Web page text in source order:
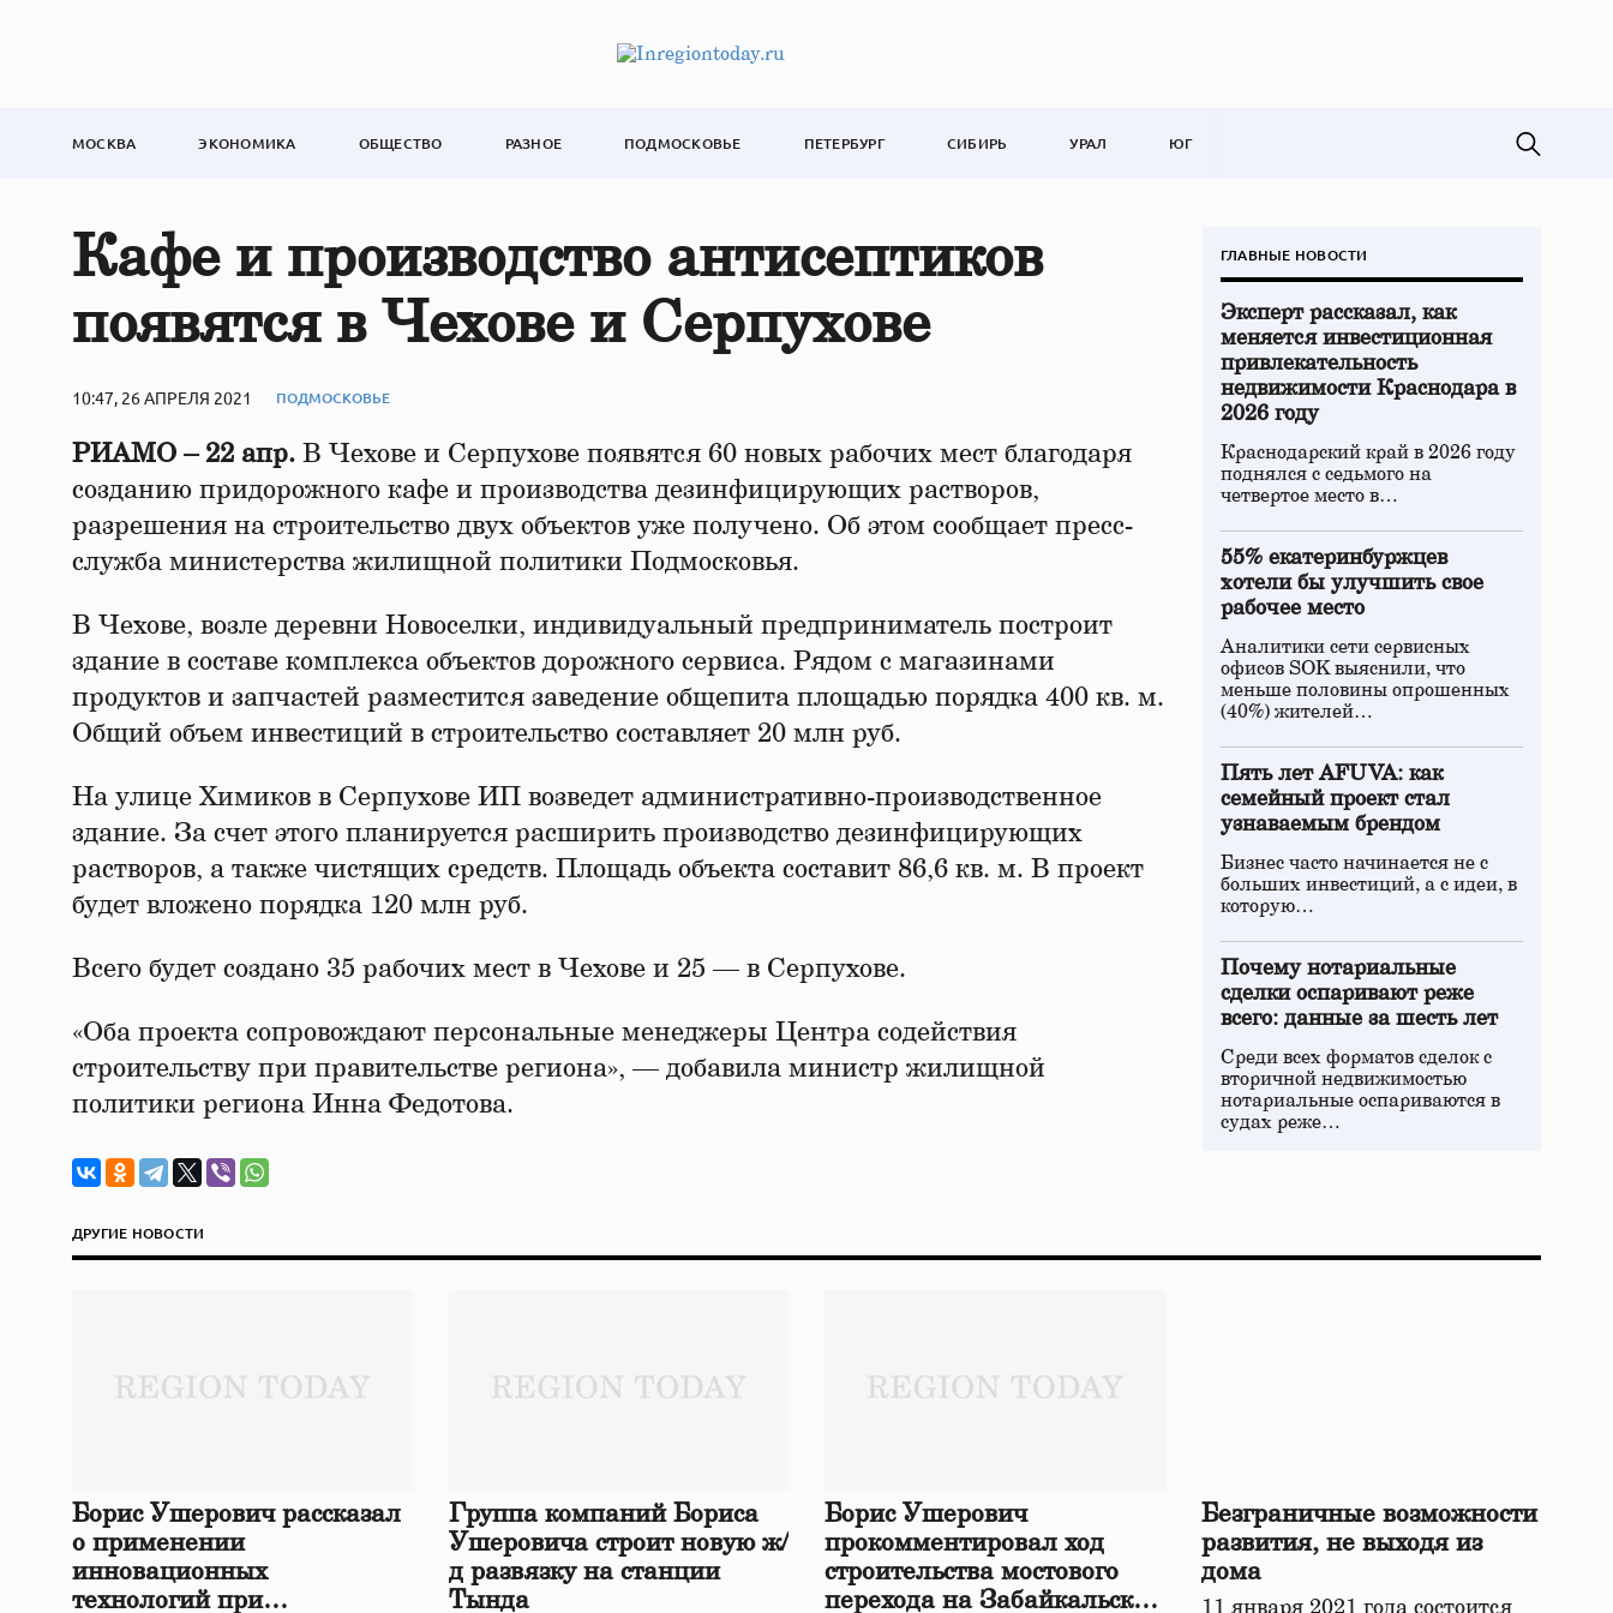
МОСКВА ЭКОНОМИКА ОБЩЕСТВО РАЗНОЕ ПОДМОСКОВЬЕ ПЕТЕРБУРГ СИБИРЬ УРАЛ ЮГ
Кафе и производство антисептиков
появятся в Чехове и Серпухове
10:47, 26 АПРЕЛЯ 2021 ПОДМОСКОВЬЕ
РИАМО – 22 апр. В Чехове и Серпухове появятся 60 новых рабочих мест благодаря
созданию придорожного кафе и производства дезинфицирующих растворов,
разрешения на строительство двух объектов уже получено. Об этом сообщает пресс-
служба министерства жилищной политики Подмосковья.
В Чехове, возле деревни Новоселки, индивидуальный предприниматель построит
здание в составе комплекса объектов дорожного сервиса. Рядом с магазинами
продуктов и запчастей разместится заведение общепита площадью порядка 400 кв. м.
Общий объем инвестиций в строительство составляет 20 млн руб.
На улице Химиков в Серпухове ИП возведет административно-производственное
здание. За счет этого планируется расширить производство дезинфицирующих
растворов, а также чистящих средств. Площадь объекта составит 86,6 кв. м. В проект
будет вложено порядка 120 млн руб.
Всего будет создано 35 рабочих мест в Чехове и 25 — в Серпухове.
«Оба проекта сопровождают персональные менеджеры Центра содействия
строительству при правительстве региона», — добавила министр жилищной
политики региона Инна Федотова.
ГЛАВНЫЕ НОВОСТИ
Эксперт рассказал, как
меняется инвестиционная
привлекательность
недвижимости Краснодара в
2026 году
Краснодарский край в 2026 году
поднялся с седьмого на
четвертое место в…
55% екатеринбуржцев
хотели бы улучшить свое
рабочее место
Аналитики сети сервисных
офисов SOK выяснили, что
меньше половины опрошенных
(40%) жителей…
Пять лет AFUVA: как
семейный проект стал
узнаваемым брендом
Бизнес часто начинается не с
больших инвестиций, а с идеи, в
которую…
Почему нотариальные
сделки оспаривают реже
всего: данные за шесть лет
Среди всех форматов сделок с
вторичной недвижимостью
нотариальные оспариваются в
судах реже…
ДРУГИЕ НОВОСТИ
Борис Ушерович рассказал
о применении
инновационных
технологий при
Группа компаний Бориса
Ушеровича строит новую ж/
д развязку на станции
Тында
Борис Ушерович
прокомментировал ход
строительства мостового
перехода на Забайкальской
Безграничные возможности
развития, не выходя из
дома
11 января 2021 года состоится